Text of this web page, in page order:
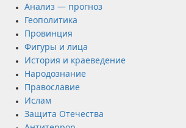
Анализ — прогноз
Геополитика
Провинция
Фигуры и лица
История и краеведение
Народознание
Православие
Ислам
Защита Отечества